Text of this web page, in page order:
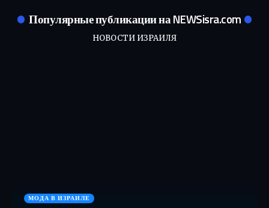
Популярные публикации на NEWSisra.com
НОВОСТИ ИЗРАИЛЯ
МОДА В ИЗРАИЛЕ